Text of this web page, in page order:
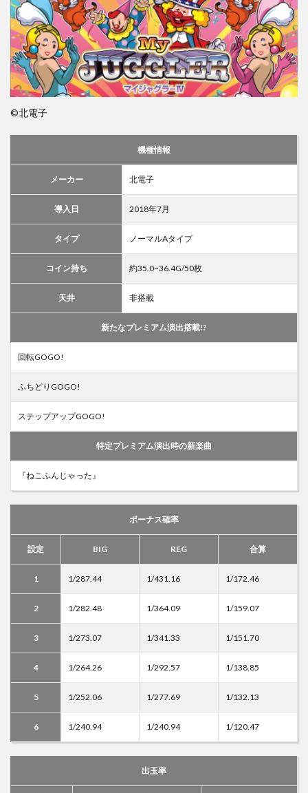
©北電子
機種情報
メーカー 北電子
導入日 2018年7月
タイプ ノーマルAタイプ
コイン持ち 約35.0~36.4G/50枚
天井 非搭載
新たなプレミアム演出搭載!?
回転GOGO!
ふちどりGOGO!
ステップアップGOGO!
特定プレミアム演出時の新楽曲
『ねこふんじゃった』
ボーナス確率
設定 BIG REG 合算
1 1/287.44 1/431.16 1/172.46
2 1/282.48 1/364.09 1/159.07
3 1/273.07 1/341.33 1/151.70
4 1/264.26 1/292.57 1/138.85
5 1/252.06 1/277.69 1/132.13
6 1/240.94 1/240.94 1/120.47
出玉率